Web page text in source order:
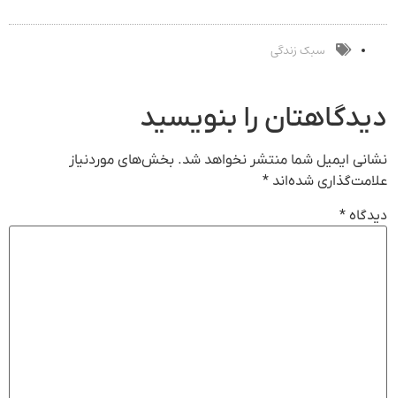
ثبت کن
24ماه ماندگاری
سبک زندگی
دیدگاهتان را بنویسید
نشانی ایمیل شما منتشر نخواهد شد. بخش‌های موردنیاز
علامت‌گذاری شده‌اند *
دیدگاه *